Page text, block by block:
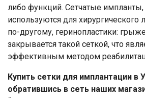
либо функций. Сетчатые импланты,
используются для хирургического
по-другому, геринопластики:
закрывается такой сеткой, что
эффективным методом
Купить сетки для имплантации
обратившись в сеть наших